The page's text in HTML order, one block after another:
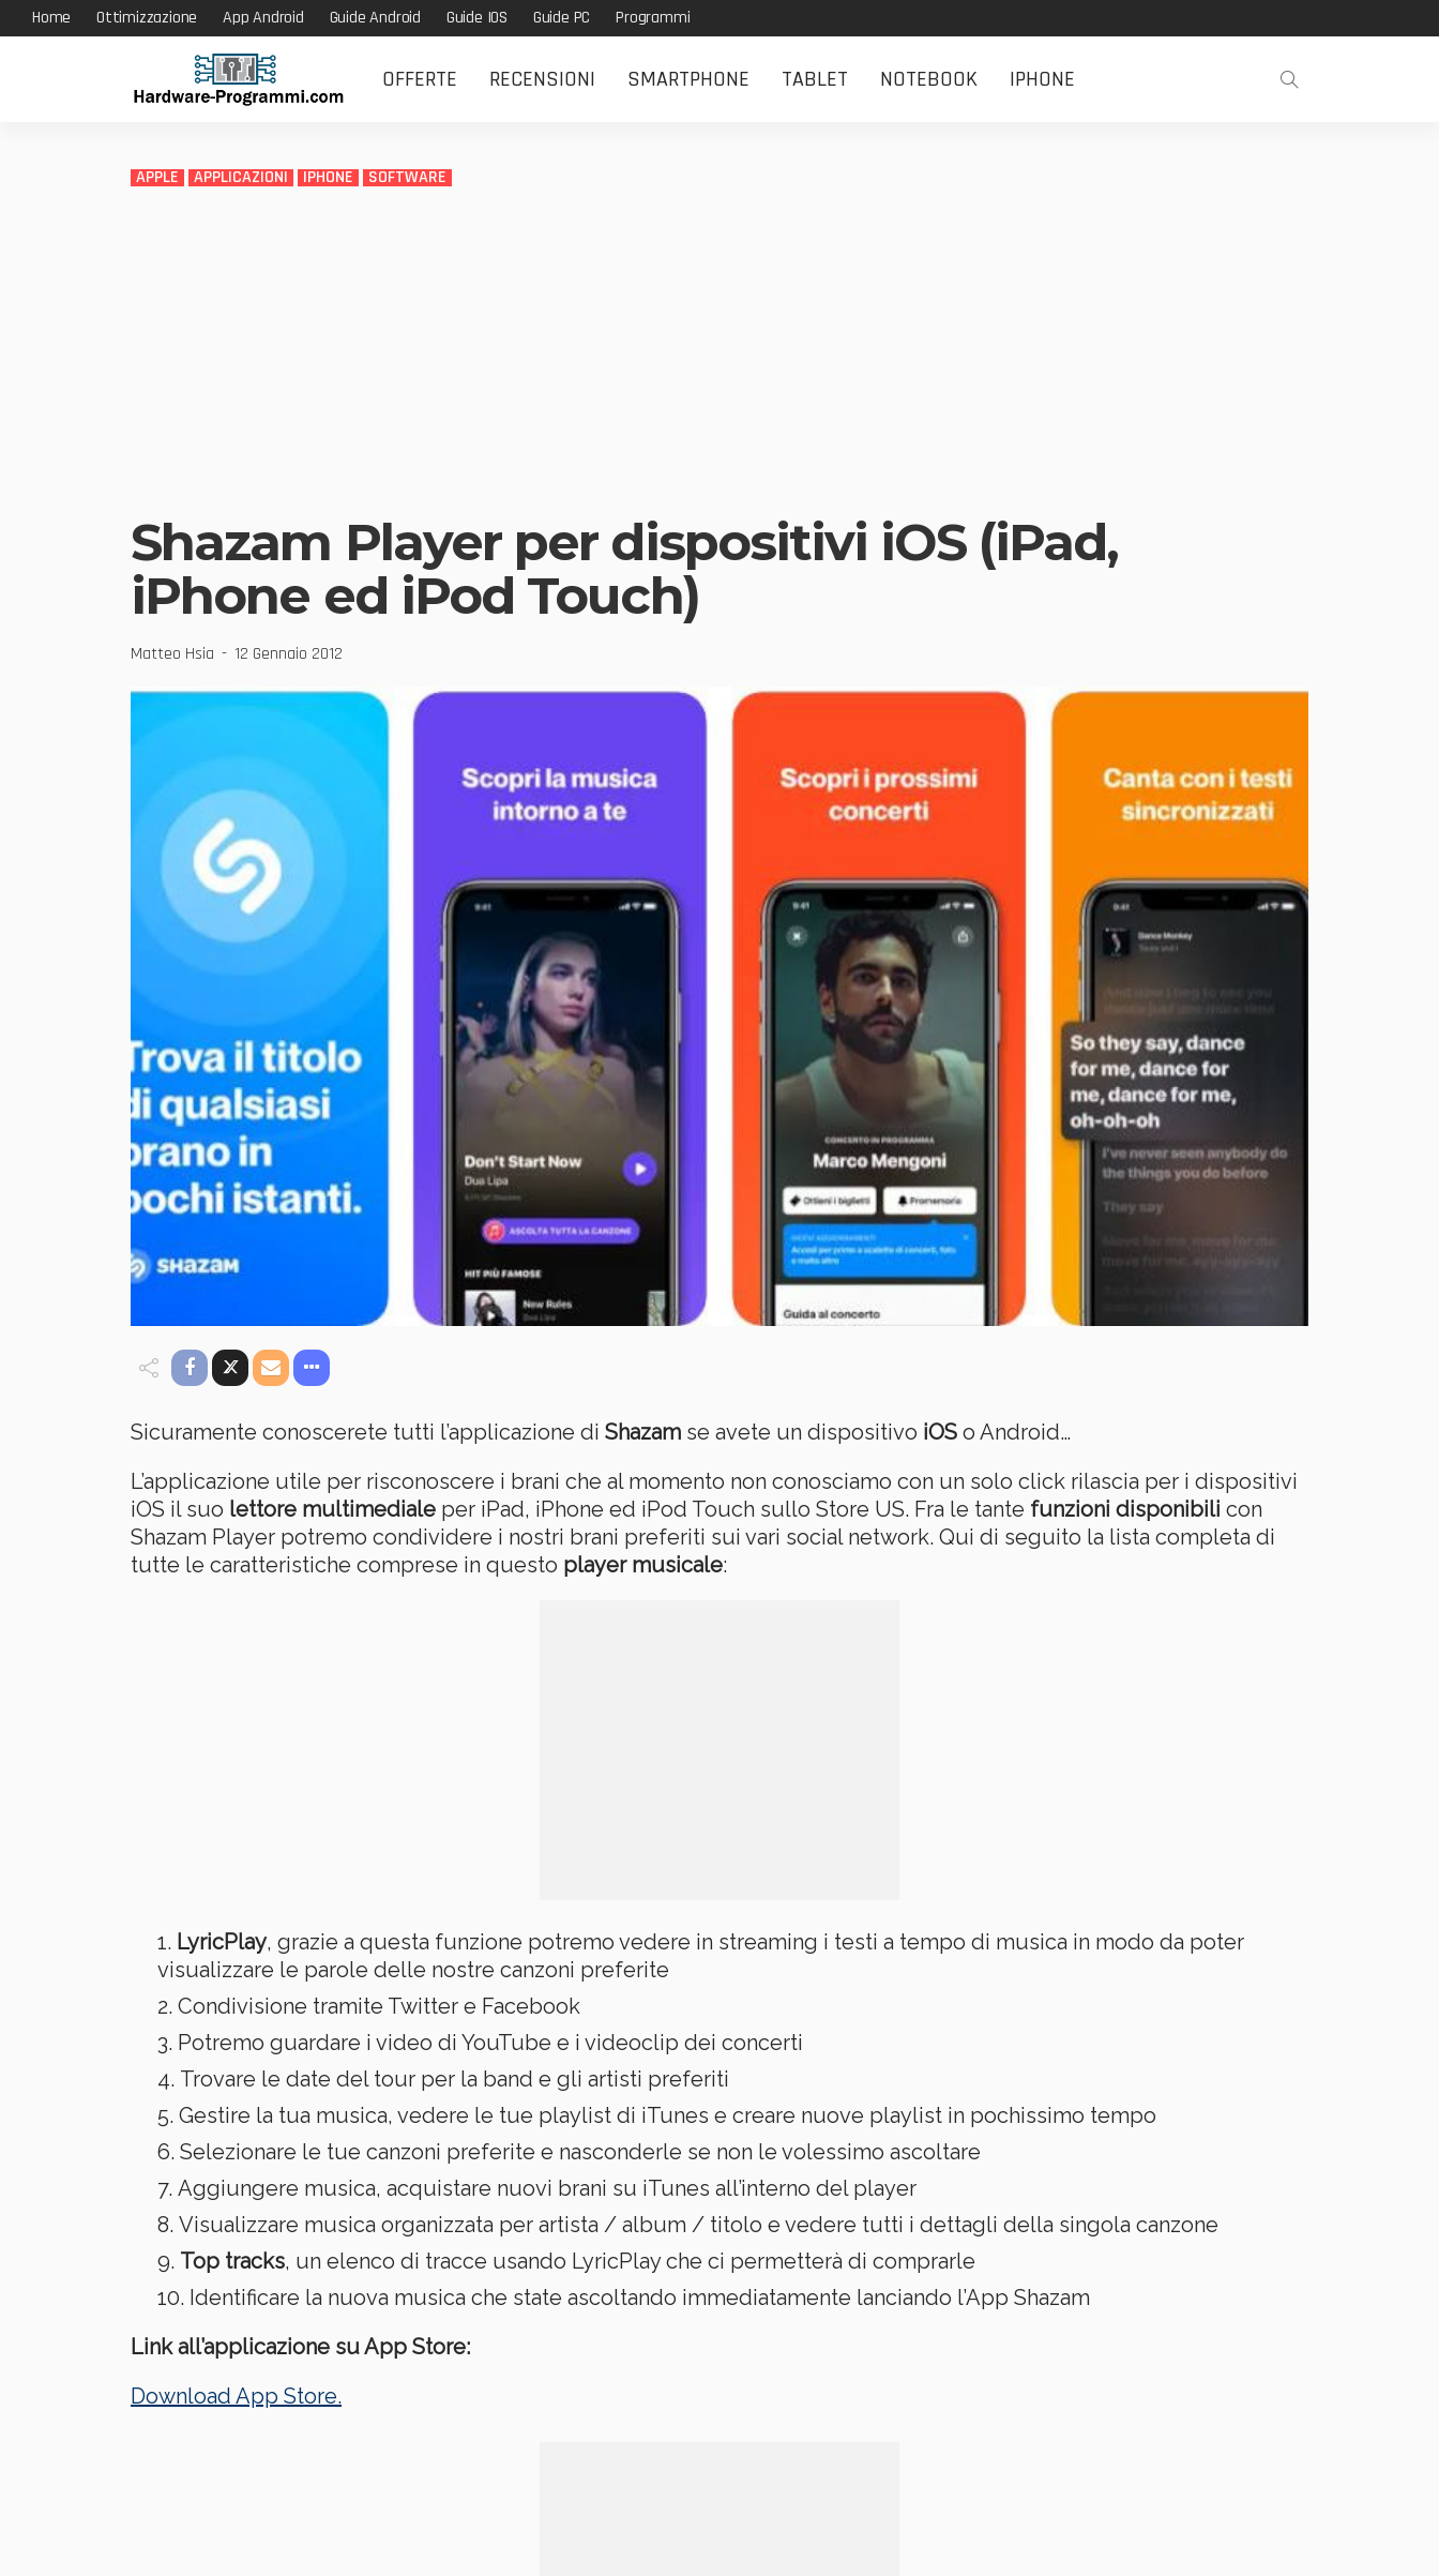
Home Ottimizzazione App Android Guide Android Guide IOS Guide PC Programmi
OFFERTE RECENSIONI SMARTPHONE TABLET NOTEBOOK IPHONE
APPLE APPLICAZIONI IPHONE SOFTWARE
Shazam Player per dispositivi iOS (iPad,
iPhone ed iPod Touch)
Matteo Hsia 12 Gennaio 2012
Sicuramente conoscerete tutti l’applicazione di Shazam se avete un dispositivo iOS o Android…
L’applicazione utile per risconoscere i brani che al momento non conosciamo con un solo click rilascia per i dispositivi
iOS il suo lettore multimediale per iPad, iPhone ed iPod Touch sullo Store US. Fra le tante funzioni disponibili con
Shazam Player potremo condividere i nostri brani preferiti sui vari social network. Qui di seguito la lista completa di
tutte le caratteristiche comprese in questo player musicale:
LyricPlay, grazie a questa funzione potremo vedere in streaming i testi a tempo di musica in modo da poter
visualizzare le parole delle nostre canzoni preferite
Condivisione tramite Twitter e Facebook
Potremo guardare i video di YouTube e i videoclip dei concerti
Trovare le date del tour per la band e gli artisti preferiti
Gestire la tua musica, vedere le tue playlist di iTunes e creare nuove playlist in pochissimo tempo
Selezionare le tue canzoni preferite e nasconderle se non le volessimo ascoltare
Aggiungere musica, acquistare nuovi brani su iTunes all’interno del player
Visualizzare musica organizzata per artista / album / titolo e vedere tutti i dettagli della singola canzone
Top tracks, un elenco di tracce usando LyricPlay che ci permetterà di comprarle
Identificare la nuova musica che state ascoltando immediatamente lanciando l’App Shazam
Link all’applicazione su App Store:
Download App Store.